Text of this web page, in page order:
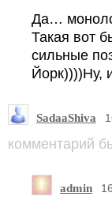
Да…
Такая вот
сильные
Йорк))))Ну,
SadaaShiva
комментарий
admin